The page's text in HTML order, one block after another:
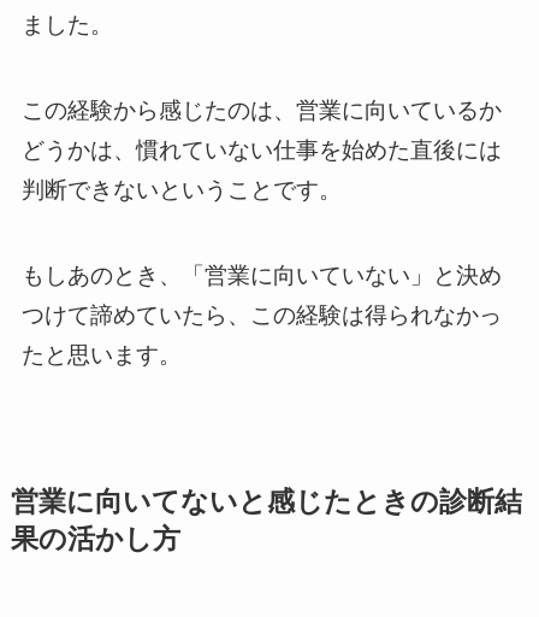
ました。
この経験から感じたのは、営業に向いているか
どうかは、慣れていない仕事を始めた直後には
判断できないということです。
もしあのとき、「営業に向いていない」と決め
つけて諦めていたら、この経験は得られなかっ
たと思います。
営業に向いてないと感じたときの診断結
果の活かし方